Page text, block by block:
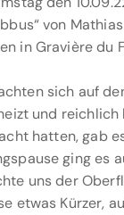
von
in Gravière
sich auf
und reichlich
hatten, gab
ging es
uns der
etwas Kürzer,